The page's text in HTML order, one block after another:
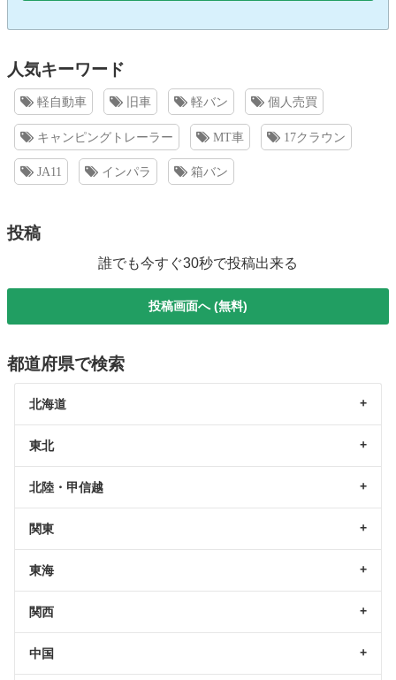
人気キーワード
軽自動車 旧車 軽バン 個人売買
キャンピングトレーラー MT車 17クラウン
JA11 インパラ 箱バン
投稿
誰でも今すぐ30秒で投稿出来る
投稿画面へ (無料)
都道府県で検索
北海道
東北
北陸・甲信越
関東
東海
関西
中国